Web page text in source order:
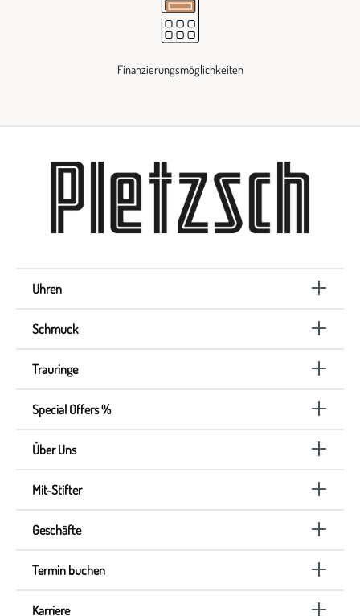
Finanzierungsmöglichkeiten
Uhren
Schmuck
Trauringe
Special Offers %
Über Uns
Mit-Stifter
Geschäfte
Termin buchen
Karriere